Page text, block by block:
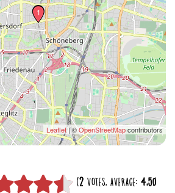
12
Leaflet| ©OpenStreetMapcontributors
(2 VOTES, AVERAGE: 4,50